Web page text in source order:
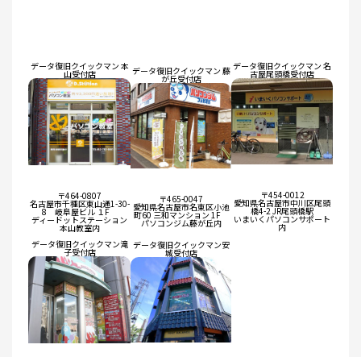
データ復旧クイックマン 本
山受付店
〒464-0807
名古屋市千種区東山通1-30-
8 岐阜屋ビル １F
ディードットステーション
本山教室内
データ復旧クイックマン 藤
が丘受付店
〒465-0047
愛知県名古屋市名東区小池
町60 三和マンション 1F
パソコンジム藤が丘内
データ復旧クイックマン 名
古屋尾頭橋受付店
〒454-0012
愛知県名古屋市中川区尾頭
橋4-2 JR尾頭橋駅
いまいくパソコンサポート
内
データ復旧クイックマン滝
子受付店
データ復旧クイックマン安
城受付店